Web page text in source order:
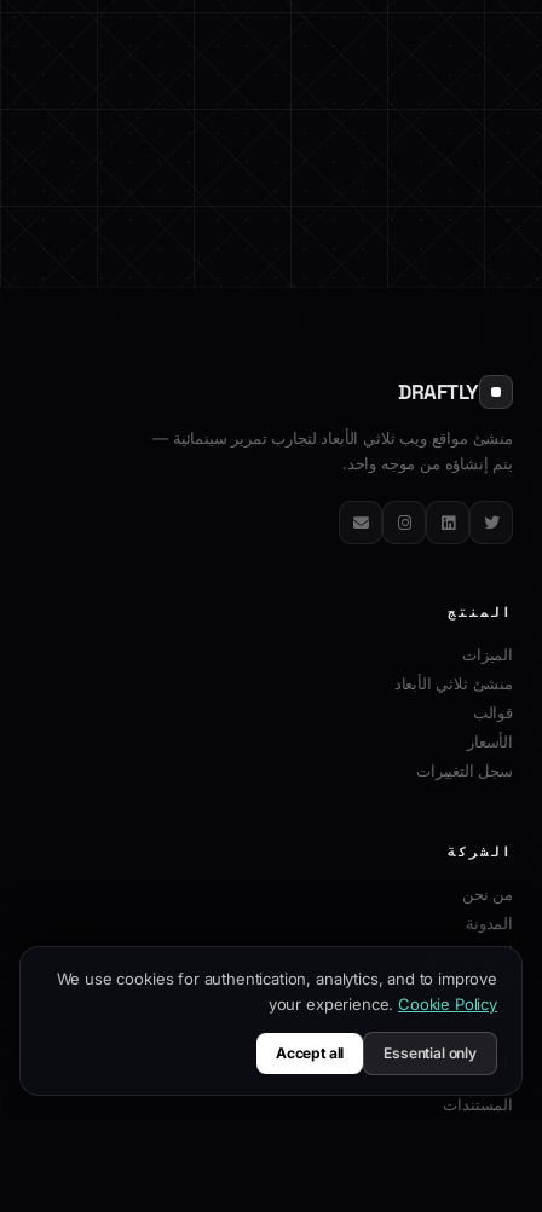
DRAFTLY
منشئ مواقع ويب ثلاثي الأبعاد لتجارب تمرير سينمائية —
يتم إنشاؤه من موجه واحد.
تويتر لينكدإنإنستغرامالبريد الإلكتروني
المنتج
الميزات
منشئ ثلاثي الأبعاد
قوالب
الأسعار
سجل التغييرات
الشركة
من نحن
المدونة
البرنامج التابع
اتصل بنا
الموارد
المستندات
We use cookies for authentication, analytics, and to improve
your experience. Cookie Policy
Essential only
Accept all